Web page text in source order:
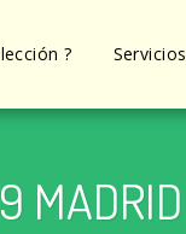
? Servicios
MADRID